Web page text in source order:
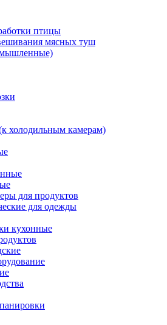
птицы
мясных туш
холодильным камерам)
для продуктов
для одежды
кухонные